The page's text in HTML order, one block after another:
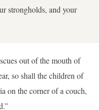
strongholds, and your
out of the mouth of
so shall the children of
on the corner of a couch,